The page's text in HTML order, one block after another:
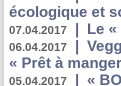
écologique et
07.04.2017 | Le
06.04.2017 |
« Prêt à
05.04.2017 | «